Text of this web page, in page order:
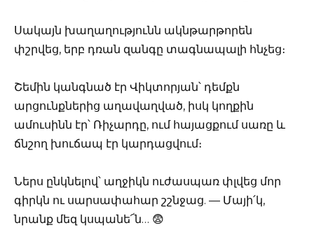
Սակայն խաղաղությունն ակնթարթորեն
փշրվեց, երբ դռան զանգը տագնապալի հնչեց։
Շեմին կանգնած էր Վիկտորյան՝ դեմքն
արցունքներից աղավաղված, իսկ կողքին
ամուսինն էր՝ Ռիչարդը, ում հայացքում սառը և
ճնշող խուճապ էր կարդացվում։
Ներս ընկնելով՝ աղջիկն ուժասպառ փլվեց մոր
գիրկն ու սարսափահար շշնջաց. — Մայի՛կ,
նրանք մեզ կսպանե՜ն… 😨